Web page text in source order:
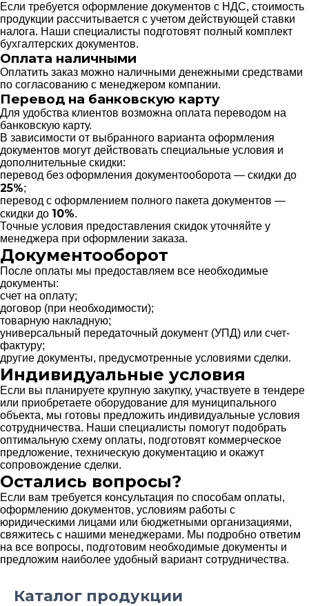
Если требуется оформление документов с НДС, стоимость
продукции рассчитывается с учетом действующей ставки
налога. Наши специалисты подготовят полный комплект
бухгалтерских документов.
Оплата наличными
Оплатить заказ можно наличными денежными средствами
по согласованию с менеджером компании.
Перевод на банковскую карту
Для удобства клиентов возможна оплата переводом на
банковскую карту.
В зависимости от выбранного варианта оформления
документов могут действовать специальные условия и
дополнительные скидки:
перевод без оформления документооборота — скидки до
25%;
перевод с оформлением полного пакета документов —
скидки до 10%.
Точные условия предоставления скидок уточняйте у
менеджера при оформлении заказа.
Документооборот
После оплаты мы предоставляем все необходимые
документы:
счет на оплату;
договор (при необходимости);
товарную накладную;
универсальный передаточный документ (УПД) или счет-
фактуру;
другие документы, предусмотренные условиями сделки.
Индивидуальные условия
Если вы планируете крупную закупку, участвуете в тендере
или приобретаете оборудование для муниципального
объекта, мы готовы предложить индивидуальные условия
сотрудничества. Наши специалисты помогут подобрать
оптимальную схему оплаты, подготовят коммерческое
предложение, техническую документацию и окажут
сопровождение сделки.
Остались вопросы?
Если вам требуется консультация по способам оплаты,
оформлению документов, условиям работы с
юридическими лицами или бюджетными организациями,
свяжитесь с нашими менеджерами. Мы подробно ответим
на все вопросы, подготовим необходимые документы и
предложим наиболее удобный вариант сотрудничества.
Каталог продукции